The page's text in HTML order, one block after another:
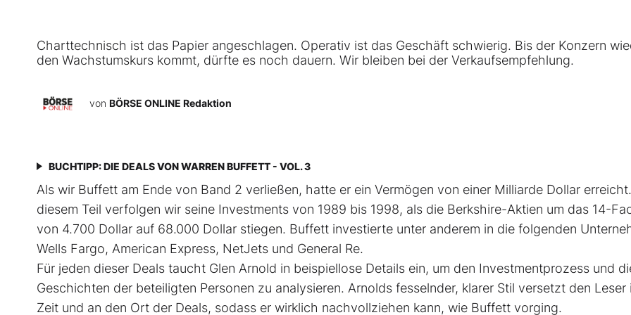
Charttechnisch ist das Papier angeschlagen. Operativ ist das Geschäft schwierig. Bis der Konzern
den Wachstumskurs kommt, dürfte es noch dauern. Wir bleiben bei der Verkaufsempfehlung.
von BÖRSE ONLINE Redaktion
BUCHTIPP: DIE DEALS VON WARREN BUFFETT - VOL. 3
Als wir Buffett am Ende von Band 2 verließen, hatte er ein Vermögen von einer Milliarde Dollar
diesem Teil verfolgen wir seine Investments von 1989 bis 1998, als die Berkshire-Aktien um das 14-­
von 4.700 Dollar auf 68.000 Dollar stiegen. Buffett investierte unter anderem in die folgenden
Wells Fargo, American Express, NetJets und General Re.
Für jeden dieser Deals taucht Glen Arnold in beispiellose Details ein, um den Investmentprozess und
Geschichten der beteiligten Personen zu analysieren. Arnolds ­fesselnder, klarer Stil versetzt den Leser
Zeit und an den Ort der Deals, sodass er wirklich nachvollziehen kann, wie Buffett vorging.